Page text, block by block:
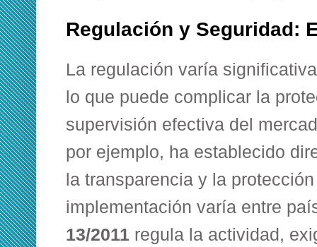
Regulación y Seguridad:
La regulación varía
lo que puede complicar la
supervisión efectiva del
por ejemplo, ha establecido
la transparencia y la
implementación varía entre
13/2011 regula la actividad,